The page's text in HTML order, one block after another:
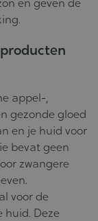
en geven de
appel-,
gezonde gloed
en je huid voor
bevat geen
zwangere
voor de
huid. Deze